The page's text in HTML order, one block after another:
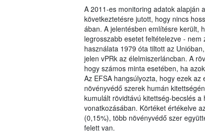
A 2011-es monitoring adatok alapján
következtetésre jutott, hogy nincs
ában. A jelentésben említésre került,
legrosszabb esetet feltételezve -
használata 1979 óta tiltott az
jelen vPRk az élelmiszerláncban. A
hogy számos minta esetében, ha
Az EFSA hangsúlyozta, hogy ezek
növényvédő szerek humán
kumulált rövidtávú kitettség-becslés
vonatkozásában. Körtéket értékelve
(0,15%), több növényvédő szer
felett van.